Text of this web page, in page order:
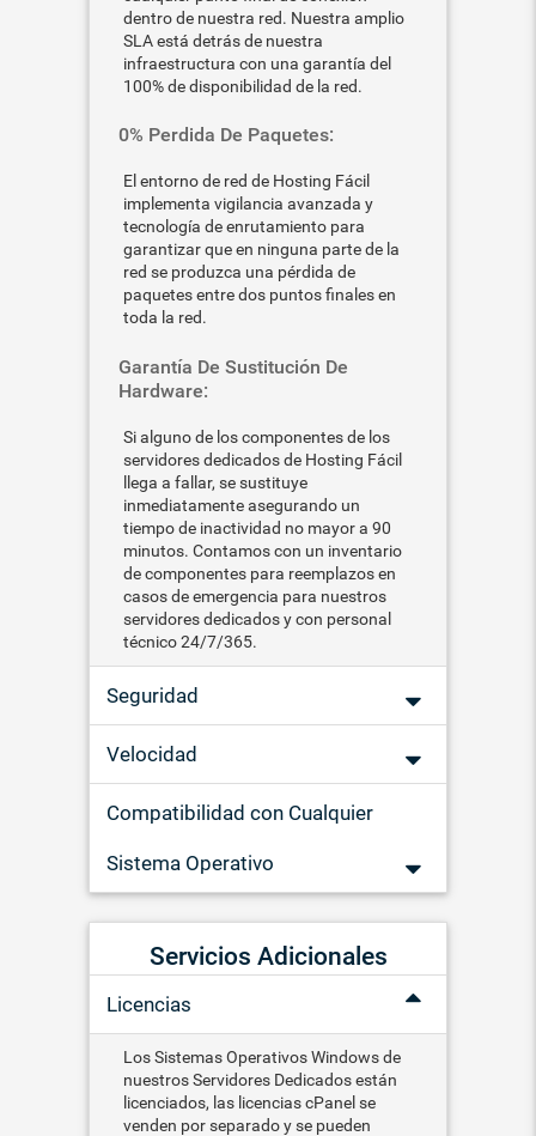
dentro de nuestra red. Nuestra amplio
SLA está detrás de nuestra
infraestructura con una garantía del
100% de disponibilidad de la red.
0% Perdida De Paquetes:
El entorno de red de Hosting Fácil
implementa vigilancia avanzada y
tecnología de enrutamiento para
garantizar que en ninguna parte de la
red se produzca una pérdida de
paquetes entre dos puntos finales en
toda la red.
Garantía De Sustitución De
Hardware:
Si alguno de los componentes de los
servidores dedicados de Hosting Fácil
llega a fallar, se sustituye
inmediatamente asegurando un
tiempo de inactividad no mayor a 90
minutos. Contamos con un inventario
de componentes para reemplazos en
casos de emergencia para nuestros
servidores dedicados y con personal
técnico 24/7/365.
Seguridad
Velocidad
Compatibilidad con Cualquier
Sistema Operativo
Servicios Adicionales
Licencias
Los Sistemas Operativos Windows de
nuestros Servidores Dedicados están
licenciados, las licencias cPanel se
venden por separado y se pueden